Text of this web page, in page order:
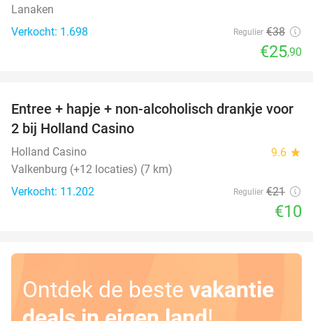
Lanaken
Verkocht: 1.698
Regulier €38
€25,90
52%
Entree + hapje + non-alcoholisch drankje voor
2 bij Holland Casino
Holland Casino 9.6 star
Valkenburg (+12 locaties) (7 km)
Verkocht: 11.202
Regulier €21
€10
Ontdek de beste vakantie